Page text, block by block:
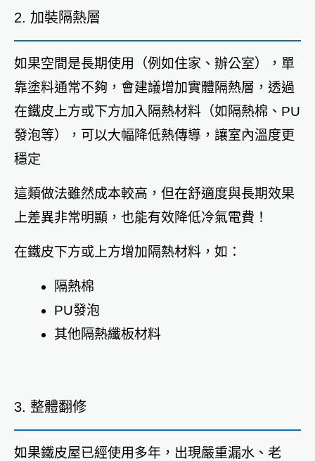
2. 加裝隔熱層
如果空間是長期使用（例如住家、辦公室），單
靠塗料通常不夠，會建議增加實體隔熱層，透過
在鐵皮上方或下方加入隔熱材料（如隔熱棉、PU
發泡等），可以大幅降低熱傳導，讓室內溫度更
穩定
這類做法雖然成本較高，但在舒適度與長期效果
上差異非常明顯，也能有效降低冷氣電費！
在鐵皮下方或上方增加隔熱材料，如：
隔熱棉
PU發泡
其他隔熱纖板材料
3. 整體翻修
如果鐵皮屋已經使用多年，出現嚴重漏水、老